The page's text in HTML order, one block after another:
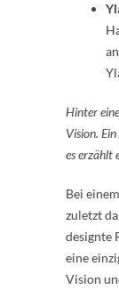
Hinter
Vision.
es erzählt
Bei
zuletzt
designte
eine
Vision